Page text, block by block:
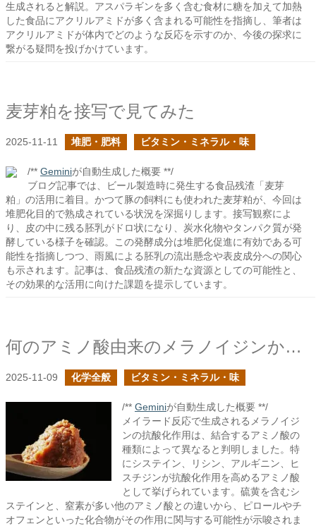
生成されると解説。アスパラギンを多く含む食材に糖を加えて加熱
した食品にアクリルアミドが多く含まれる可能性を指摘し、筆者は
アクリルアミドが体内でどのような反応を示すのか、今後の探求に
繋がる疑問を投げかけています。
麦芽粕を接写で見てみた
2025-11-11 堆肥・肥料 ビタミン・ミネラル・味
/** Geminiが自動生成した概要 **/
ブログ記事では、ビール製造時に発生する食品残渣「麦芽
粕」の活用に着目。かつて豚の飼料にも使われた麦芽粕が、今回は
堆肥化目的で熟成されている状況を深掘りします。接写観察によ
り、皮の中に残る胚乳がドロ状になり、炭水化物やタンパク質が発
酵している様子を確認。この発酵成分は堆肥化促進に有効である可
能性を指摘しつつ、雨風による胚乳の流出懸念や表皮成分への関心
も示されます。記事は、食品残渣の新たな資源としての可能性と、
その効果的な活用に向けた課題を提示しています。
何のアミノ酸由来のメラノイジンかによって抗酸化作用の高さが異なるようだ
2025-11-09 化学全般 ビタミン・ミネラル・味
/** Geminiが自動生成した概要 **/
メイラード反応で生成されるメラノイジ
ンの抗酸化作用は、結合するアミノ酸の
種類によって異なると判明しました。特
にシステイン、リシン、アルギニン、ヒ
スチジンが抗酸化作用を高めるアミノ酸
として挙げられています。硫黄を含むシ
ステインと、窒素が多い他のアミノ酸との違いから、ピロールやチ
オフェンといった化合物がその作用に関与する可能性が示唆されま